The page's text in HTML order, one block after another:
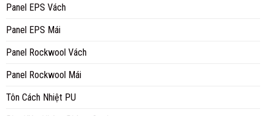
Panel EPS Vách
Panel EPS Mái
Panel Rockwool Vách
Panel Rockwool Mái
Tôn Cách Nhiệt PU